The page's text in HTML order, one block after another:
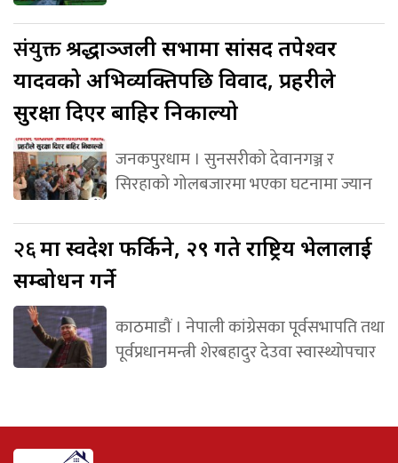
संयुक्तश्रद्धाञ्जली सभामा सांसद तपेश्वर
यादवको अभिव्यक्तिपछि विवाद, प्रहरीले
सुरक्षा दिएर बाहिर निकाल्यो
जनकपुरधाम । सुनसरीको देवानगञ्ज र
सिरहाको गोलबजारमा भएका घटनामा ज्यान
२६मा स्वदेश फर्किने, २९ गते राष्ट्रिय भेलालाई
सम्बोधन गर्ने
काठमाडौं । नेपाली कांग्रेसका पूर्वसभापति तथा
पूर्वप्रधानमन्त्री शेरबहादुर देउवा स्वास्थ्योपचार